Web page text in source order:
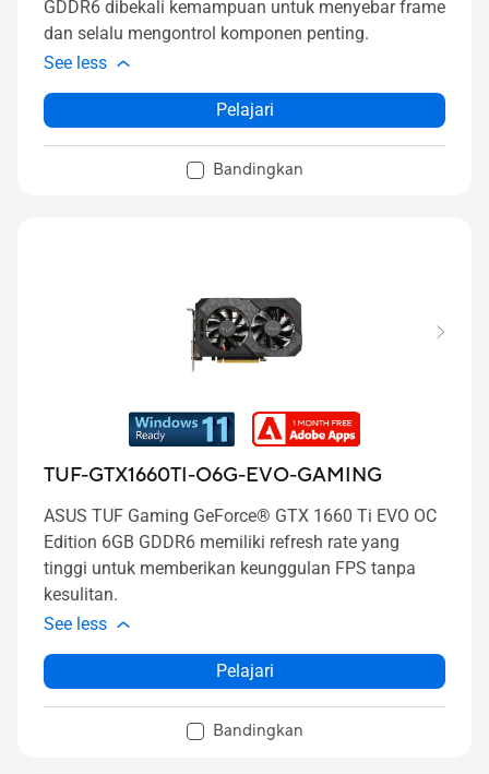
GDDR6 dibekali kemampuan untuk menyebar frame
dan selalu mengontrol komponen penting.
See less
Pelajari
Bandingkan
TUF-GTX1660TI-O6G-EVO-GAMING
ASUS TUF Gaming GeForce® GTX 1660 Ti EVO OC
Edition 6GB GDDR6 memiliki refresh rate yang
tinggi untuk memberikan keunggulan FPS tanpa
kesulitan.
See less
Pelajari
Bandingkan